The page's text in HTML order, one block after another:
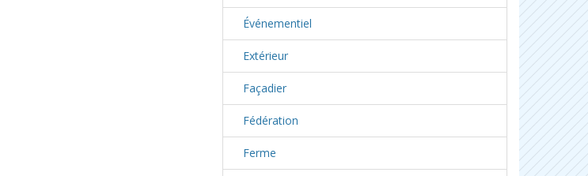
Événementiel
Extérieur
Façadier
Fédération
Ferme